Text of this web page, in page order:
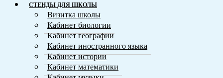
СТЕНДЫ ДЛЯ ШКОЛЫ
Визитка школы
Кабинет биологии
Кабинет географии
Кабинет иностранного языка
Кабинет истории
Кабинет математики